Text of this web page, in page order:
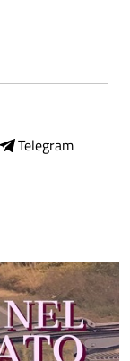
Telegram